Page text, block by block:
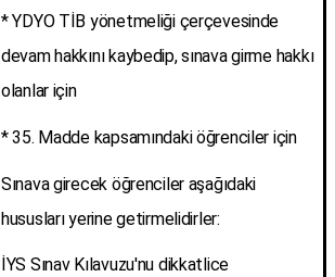
* YDYO TİB yönetmeliği çerçevesinde
devam hakkını kaybedip, sınava girme hakkı
olanlar için
* 35. Madde kapsamındaki öğrenciler için
Sınava girecek öğrenciler aşağıdaki
hususları yerine getirmelidirler:
İYS Sınav Kılavuzu'nu dikkatlice